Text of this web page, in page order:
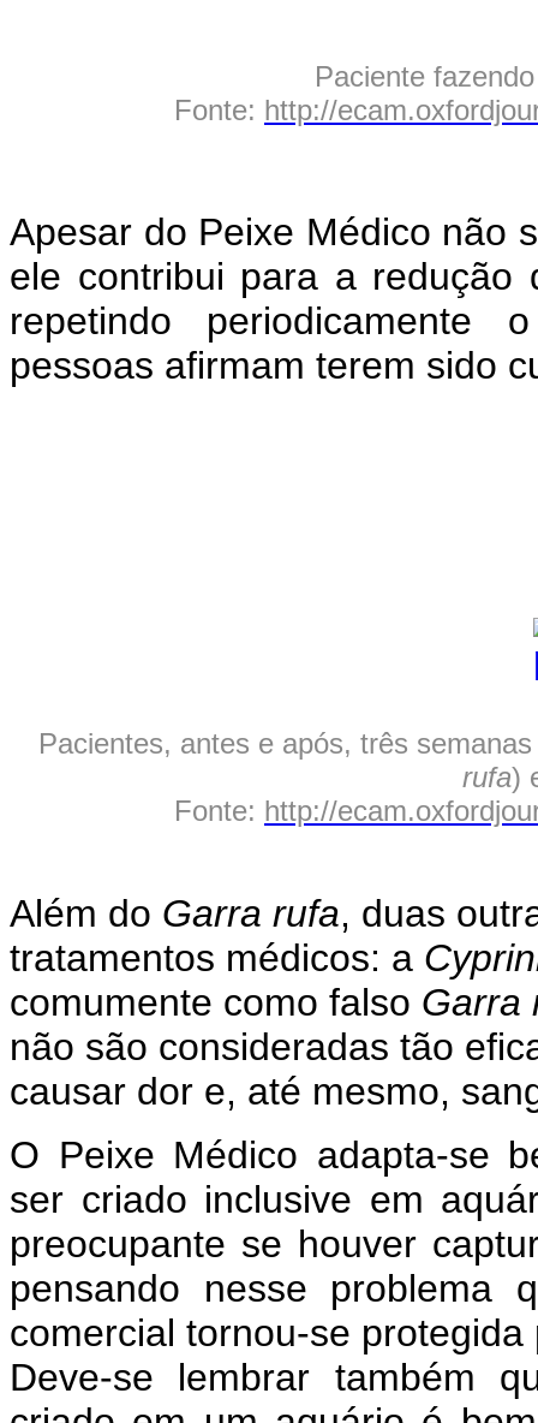
Paciente
Fonte: http://
Apesar do Peixe Médico não
ele contribui para a redução
repetindo periodicamente
pessoas afirmam terem sido
Pacientes, antes e após, três
rufa)
Fonte: http://
Além do Garra rufa, duas
tratamentos médicos: a
comumente como falso Garra
não são consideradas tão
causar dor e, até mesmo,
O Peixe Médico adapta-se
ser criado inclusive em
preocupante se houver
pensando nesse problema
comercial tornou-se protegida
Deve-se lembrar também